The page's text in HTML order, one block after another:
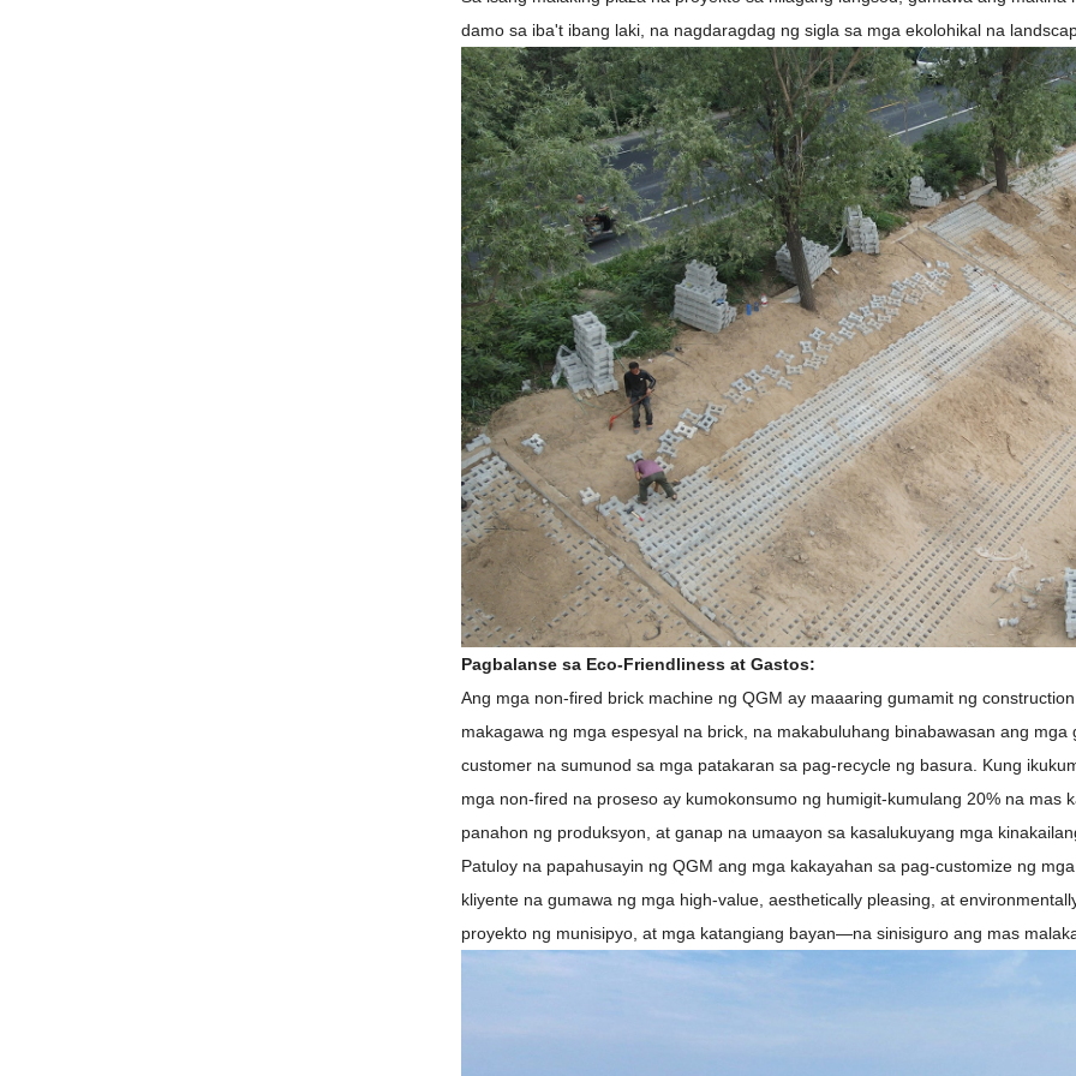
damo sa iba't ibang laki, na nagdaragdag ng sigla sa mga ekolohikal na
Pagbalanse sa Eco-Friendliness at Gastos:
Ang mga non-fired brick machine ng QGM ay maaaring gumamit ng
makagawa ng mga espesyal na brick, na makabuluhang binabawasan ang
customer na sumunod sa mga patakaran sa pag-recycle ng basura. Kung
mga non-fired na proseso ay kumokonsumo ng humigit-kumulang 20% ​​na mas
panahon ng produksyon, at ganap na umaayon sa kasalukuyang mga
Patuloy na papahusayin ng QGM ang mga kakayahan sa pag-customize ng
kliyente na gumawa ng mga high-value, aesthetically pleasing, at
proyekto ng munisipyo, at mga katangiang bayan—na sinisiguro ang mas